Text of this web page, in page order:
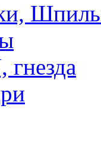
гнезда